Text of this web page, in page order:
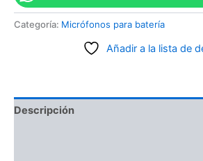
Categoría: Micrófonos para batería
Añadir a la lista de
Descripción